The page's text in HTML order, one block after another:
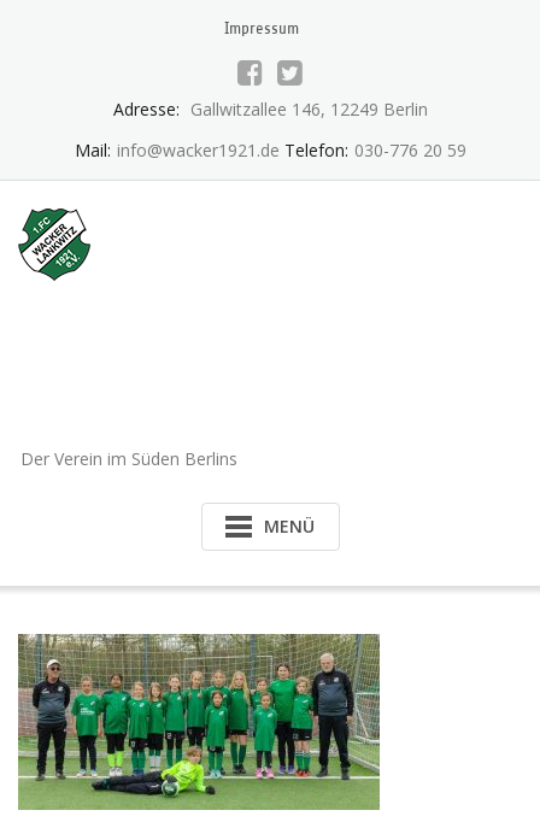
Impressum
Adresse: Gallwitzallee 146, 12249 Berlin
Mail: info@wacker1921.de Telefon: 030-776 20 59
Der Verein im Süden Berlins
MENÜ